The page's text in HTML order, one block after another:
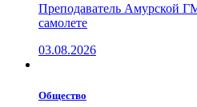
Преподаватель Амурской
самолете
03.08.2026
Общество